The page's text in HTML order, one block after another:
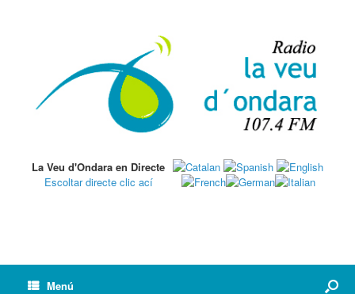
La Veu d'Ondara en Directe
Escoltar directe clic ací
Menú